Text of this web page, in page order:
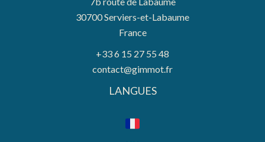
30700Serviers-et-Labaume
France
+33 6 15 27 55 48
contact@gimmot.fr
LANGUES